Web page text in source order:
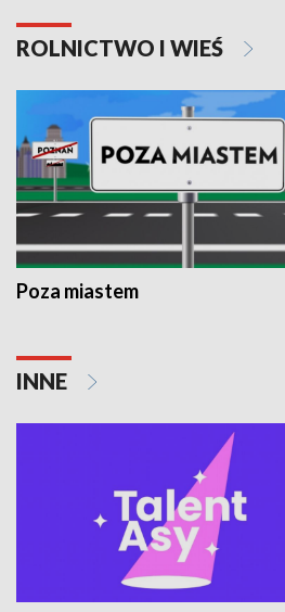
ROLNICTWO I WIEŚ
Poza miastem
INNE